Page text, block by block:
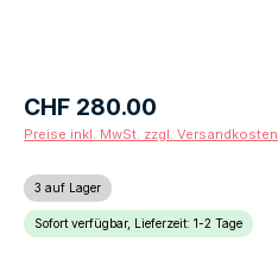
Regulärer Preis:
CHF 280.00
Preise inkl. MwSt. zzgl. Versandkosten
3 auf Lager
Sofort verfügbar, Lieferzeit: 1-2 Tage